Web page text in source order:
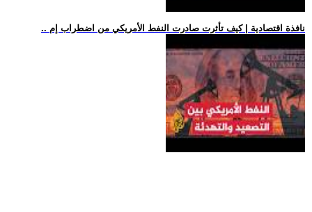
.. نافذة اقتصادية | كيف تأثرت صادرت النفط الأمريكي من اضطراب إم